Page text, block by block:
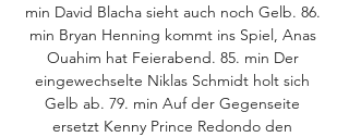
min David Blacha sieht auch noch Gelb. 86.
min Bryan Henning kommt ins Spiel, Anas
Ouahim hat Feierabend. 85. min Der
eingewechselte Niklas Schmidt holt sich
Gelb ab. 79. min Auf der Gegenseite
ersetzt Kenny Prince Redondo den